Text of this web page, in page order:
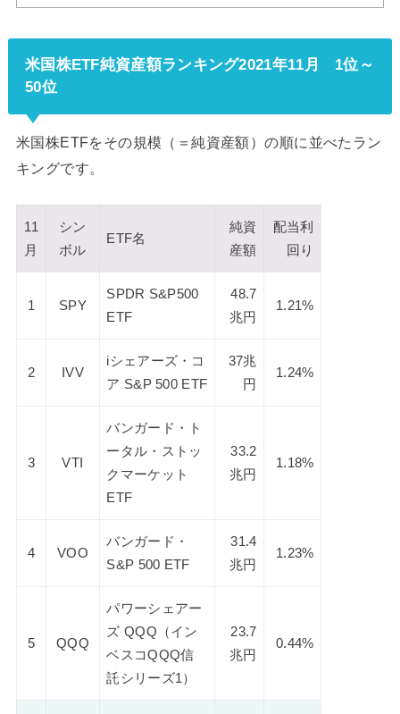
米国株ETF純資産額ランキング2021年11月 1位～
50位
米国株ETFをその規模（＝純資産額）の順に並べたラン
キングです。
11
月
シン
ボル
ETF名
純資
産額
配当利
回り
1 SPY
SPDR S&P500
ETF
48.7
兆円
1.21%
2 IVV
iシェアーズ・コ
ア S&P 500 ETF
37兆
円
1.24%
3 VTI
バンガード・ト
ータル・ストッ
クマーケット
ETF
33.2
兆円
1.18%
4 VOO
バンガード・
S&P 500 ETF
31.4
兆円
1.23%
5 QQQ
パワーシェアー
ズ QQQ（イン
ベスコQQQ信
託シリーズ1）
23.7
兆円
0.44%